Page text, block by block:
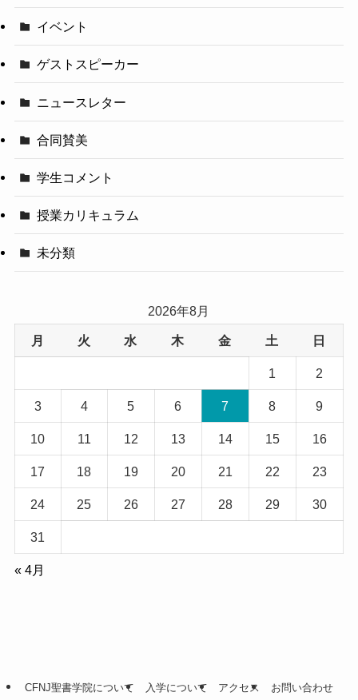
イベント
ゲストスピーカー
ニュースレター
合同賛美
学生コメント
授業カリキュラム
未分類
2026年8月
月 火 水 木 金 土 日
1 2
3 4 5 6 7 8 9
10 11 12 13 14 15 16
17 18 19 20 21 22 23
24 25 26 27 28 29 30
31
« 4月
CFNJ聖書学院について 入学について アクセス お問い合わせ